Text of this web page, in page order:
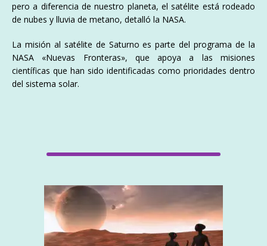
pero a diferencia de nuestro planeta, el satélite está rodeado
de nubes y lluvia de metano, detalló la NASA.
La misión al satélite de Saturno es parte del programa de la
NASA «Nuevas Fronteras», que apoya a las misiones
científicas que han sido identificadas como prioridades dentro
del sistema solar.